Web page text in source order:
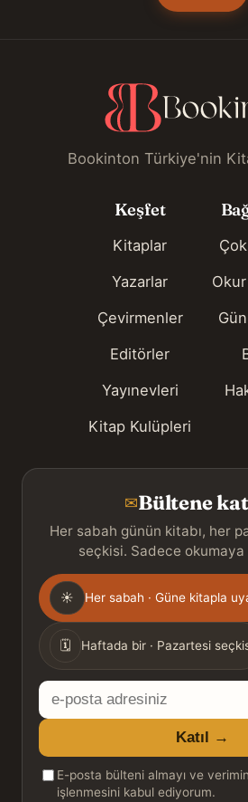
Bookinton Türkiye'nin
Keşfet
Kitaplar
Yazarlar
Çevirmenler
Editörler
Yayınevleri
Kitap Kulüpleri
✉Bültene
Her sabah günün kitabı, her
seçkisi. Sadece okumaya
Gönderim
sıklığı
☀ Her sabah · Güne kitapla
🗓 Haftada bir · Pazartesi
E-
posta
adresiniz
Katıl →
E-posta bülteni almayı ve
işlenmesini kabul ediyorum.